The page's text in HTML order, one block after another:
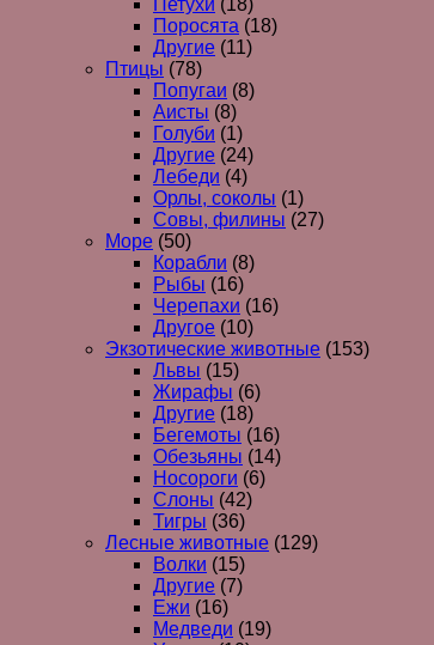
Петухи (18)
Поросята (18)
Другие (11)
Птицы (78)
Попугаи (8)
Аисты (8)
Голуби (1)
Другие (24)
Лебеди (4)
Орлы, соколы (1)
Совы, филины (27)
Море (50)
Корабли (8)
Рыбы (16)
Черепахи (16)
Другое (10)
Экзотические животные (153)
Львы (15)
Жирафы (6)
Другие (18)
Бегемоты (16)
Обезьяны (14)
Носороги (6)
Слоны (42)
Тигры (36)
Лесные животные (129)
Волки (15)
Другие (7)
Ежи (16)
Медведи (19)